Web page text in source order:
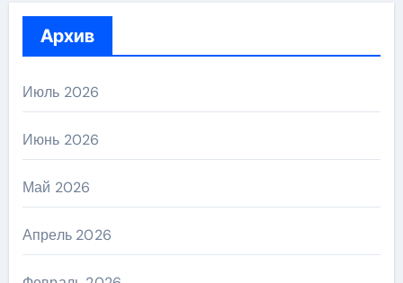
Архив
Июль 2026
Июнь 2026
Май 2026
Апрель 2026